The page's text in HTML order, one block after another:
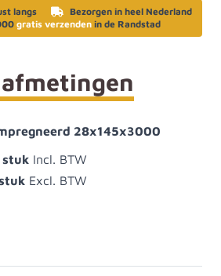
langs
Bezorgen in heel Nederland
gratis verzenden in de Randstad
28x145x3000